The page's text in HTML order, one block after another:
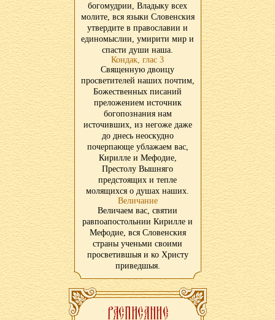
богомудрии, Владыку всех
молите, вся языки Словенския
утвердите в православии и
единомыслии, умирити мир и
спасти души наша.
Кондак, глас 3
Священную двоицу
просветителей наших почтим,
Божественных писаний
преложением источник
богопознания нам
источивших, из негоже даже
до днесь неоскудно
почерпающе ублажаем вас,
Кирилле и Мефодие,
Престолу Вышняго
предстоящих и тепле
молящихся о душах наших.
Величание
Величаем вас, святии
равпоапостольнии Кирилле и
Мефодие, вся Словенския
страны ученьми своими
просветившыя и ко Христу
приведшыя.